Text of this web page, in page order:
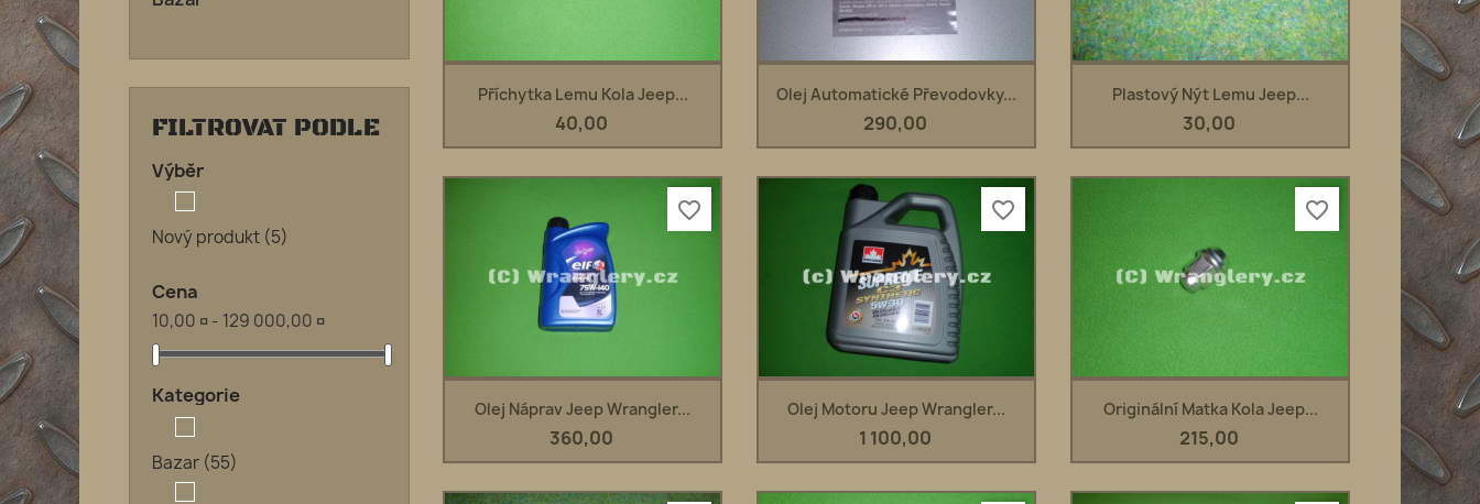
FILTROVAT PODLE
Výběr
Nový produkt (5)
Cena
10,00 ¤ - 129 000,00 ¤
Kategorie
Bazar (55)
Rychlý náhled
Příchytka Lemu Kola Jeep...
40,00
 Rychlý náhled
Olej Automatické Převodovky...
290,00
 Rychlý náhled
Plastový Nýt Lemu Jeep...
30,00
 Rychlý náhled
Olej Náprav Jeep Wrangler...
360,00
favorite_border
 Rychlý náhled
Olej Motoru Jeep Wrangler...
1 100,00
favorite_border
 Rychlý náhled
Originální Matka Kola Jeep...
215,00
favorite_border